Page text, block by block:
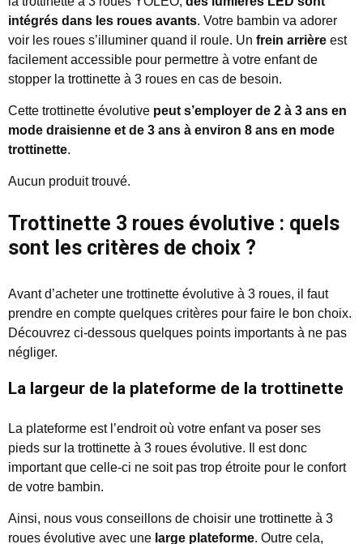
intégrés dans les roues avants. Votre bambin va adorer
voir les roues s’illuminer quand il roule. Un frein arrière est
facilement accessible pour permettre à votre enfant de
stopper la trottinette à 3 roues en cas de besoin.
Cette trottinette évolutive peut s’employer de 2 à 3 ans en
mode draisienne et de 3 ans à environ 8 ans en mode
trottinette.
Aucun produit trouvé.
Trottinette 3 roues évolutive : quels
sont les critères de choix ?
Avant d’acheter une trottinette évolutive à 3 roues, il faut
prendre en compte quelques critères pour faire le bon choix.
Découvrez ci-dessous quelques points importants à ne pas
négliger.
La largeur de la plateforme de la trottinette
La plateforme est l’endroit où votre enfant va poser ses
pieds sur la trottinette à 3 roues évolutive. Il est donc
important que celle-ci ne soit pas trop étroite pour le confort
de votre bambin.
Ainsi, nous vous conseillons de choisir une trottinette à 3
roues évolutive avec une large plateforme. Outre cela,